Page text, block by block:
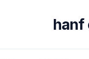
hanf